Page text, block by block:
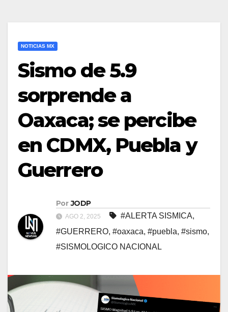
NOTICIAS MX
Sismo de 5.9
sorprende a
Oaxaca; se percibe
en CDMX, Puebla y
Guerrero
Por JODP
AGO 2, 2025 #ALERTA SISMICA,
#GUERRERO, #oaxaca, #puebla, #sismo,
#SISMOLOGICO NACIONAL